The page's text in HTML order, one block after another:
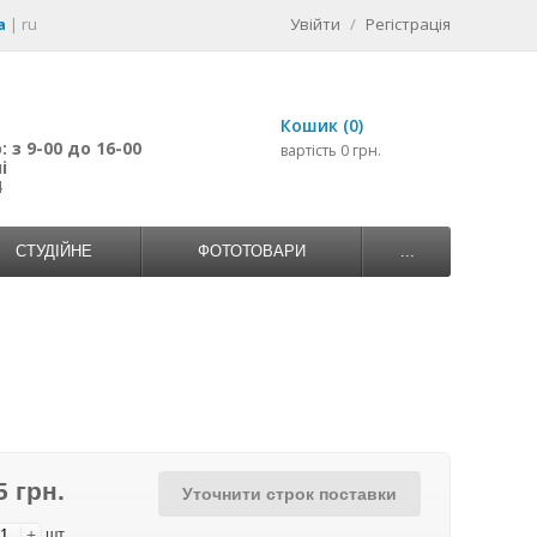
| ru Увійти / Регістрація
з 9-00 до 16-00
Кошик (0)
вартість 0 грн.
СТУДІЙНЕ ФОТОТОВАРИ ...
грн. Уточнити строк поставки